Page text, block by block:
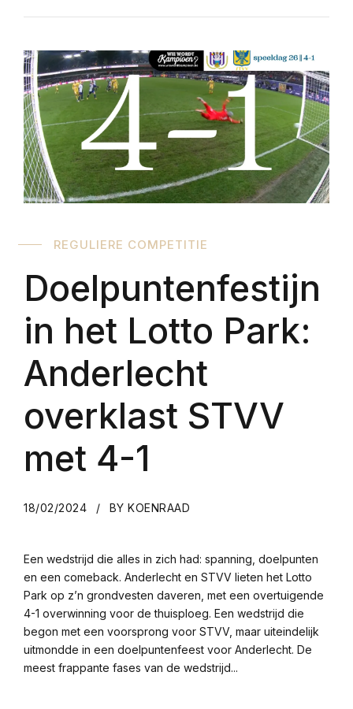
REGULIERE COMPETITIE
Doelpuntenfestijn
in het Lotto Park:
Anderlecht
overklast STVV
met 4-1
18/02/2024 BY KOENRAAD
Een wedstrijd die alles in zich had: spanning, doelpunten
en een comeback. Anderlecht en STVV lieten het Lotto
Park op z’n grondvesten daveren, met een overtuigende
4-1 overwinning voor de thuisploeg. Een wedstrijd die
begon met een voorsprong voor STVV, maar uiteindelijk
uitmondde in een doelpuntenfeest voor Anderlecht. De
meest frappante fases van de wedstrijd...